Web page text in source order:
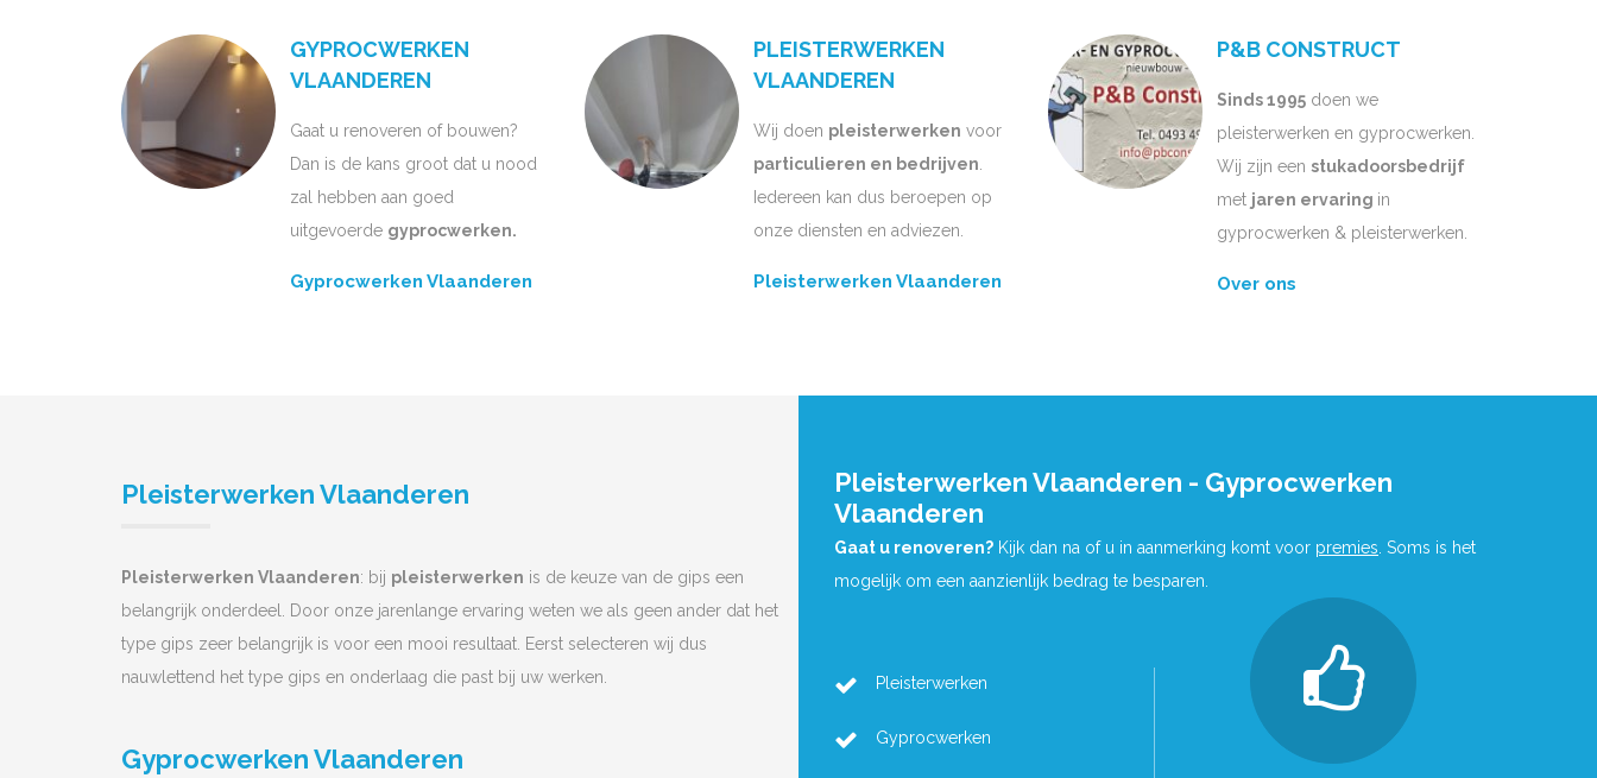
GYPROCWERKEN
VLAANDEREN
Gaat u renoveren of bouwen?
Dan is de kans groot dat u nood
zal hebben aan goed
uitgevoerde gyprocwerken.
Gyprocwerken Vlaanderen
PLEISTERWERKEN
VLAANDEREN
Wij doen pleisterwerken voor
particulieren en bedrijven
Iedereen kan dus beroepen op
onze diensten en adviezen.
Pleisterwerken Vlaanderen
P&B CONSTRUCT
Sinds 1995 doen we
pleisterwerken en gyprocwerken.
Wij zijn een stukadoorsbedrijf
met jaren ervaring in
gyprocwerken & pleisterwerken.
Over ons
Pleisterwerken Vlaanderen
Pleisterwerken Vlaanderen: bij pleisterwerken is de keuze van de gips een
belangrijk onderdeel. Door onze jarenlange ervaring weten we als geen ander dat het
type gips zeer belangrijk is voor een mooi resultaat. Eerst selecteren wij dus
nauwlettend het type gips en onderlaag die past bij uw werken.
Gyprocwerken Vlaanderen
Pleisterwerken Vlaanderen - Gyprocwerken
Vlaanderen
Gaat u renoveren? Kijk dan na of u in aanmerking komt voor premies . Soms is het
mogelijk om een aanzienlijk bedrag te besparen.
Pleisterwerken
Gyprocwerken